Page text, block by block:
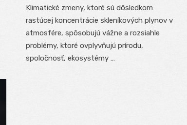
Klimatické zmeny, ktoré sú dôsledkom
rastúcej koncentrácie skleníkových plynov v
atmosfére, spôsobujú vážne a rozsiahle
problémy, ktoré ovplyvňujú prírodu,
spoločnosť, ekosystémy …